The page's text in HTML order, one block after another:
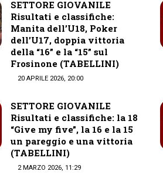
SETTORE GIOVANILE
Risultati e classifiche:
Manita dell’U18, Poker
dell’U17, doppia vittoria
della “16” e la “15” sul
Frosinone (TABELLINI)
20 APRILE 2026, 20:00
SETTORE GIOVANILE
Risultati e classifiche: la 18
“Give my five”, la 16 e la 15
un pareggio e una vittoria
(TABELLINI)
2 MARZO 2026, 11:29